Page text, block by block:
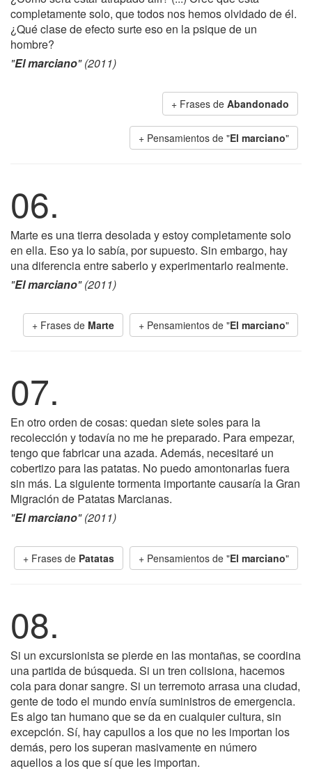
completamente solo, que todos nos hemos olvidado de él.
¿Qué clase de efecto surte eso en la psique de un
hombre?
"El marciano" (2011)
+ Frases de Abandonado
+ Pensamientos de "El marciano"
06.
Marte es una tierra desolada y estoy completamente solo
en ella. Eso ya lo sabía, por supuesto. Sin embargo, hay
una diferencia entre saberlo y experimentarlo realmente.
"El marciano" (2011)
+ Frases de Marte + Pensamientos de "El marciano"
07.
En otro orden de cosas: quedan siete soles para la
recolección y todavía no me he preparado. Para empezar,
tengo que fabricar una azada. Además, necesitaré un
cobertizo para las patatas. No puedo amontonarlas fuera
sin más. La siguiente tormenta importante causaría la Gran
Migración de Patatas Marcianas.
"El marciano" (2011)
+ Frases de Patatas + Pensamientos de "El marciano"
08.
Si un excursionista se pierde en las montañas, se coordina
una partida de búsqueda. Si un tren colisiona, hacemos
cola para donar sangre. Si un terremoto arrasa una ciudad,
gente de todo el mundo envía suministros de emergencia.
Es algo tan humano que se da en cualquier cultura, sin
excepción. Sí, hay capullos a los que no les importan los
demás, pero los superan masivamente en número
aquellos a los que sí que les importan.